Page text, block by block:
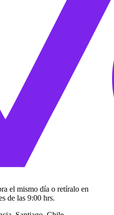
el mismo día o retíralo en
de las 9:00 hrs.